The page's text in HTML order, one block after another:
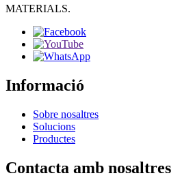
MATERIALS.
Informació
Sobre nosaltres
Solucions
Productes
Contacta amb nosaltres